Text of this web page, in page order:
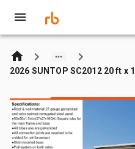
2026 SUNTOP SC2012 20 ft